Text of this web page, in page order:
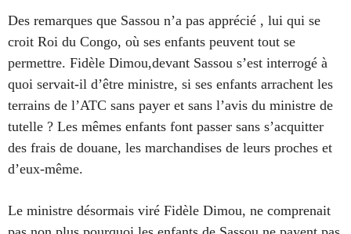
Des remarques que Sassou n’a pas apprécié , lui qui se
croit Roi du Congo, où ses enfants peuvent tout se
permettre. Fidèle Dimou,devant Sassou s’est interrogé à
quoi servait-il d’être ministre, si ses enfants arrachent les
terrains de l’ATC sans payer et sans l’avis du ministre de
tutelle ? Les mêmes enfants font passer sans s’acquitter
des frais de douane, les marchandises de leurs proches et
d’eux-même.
Le ministre désormais viré Fidèle Dimou, ne comprenait